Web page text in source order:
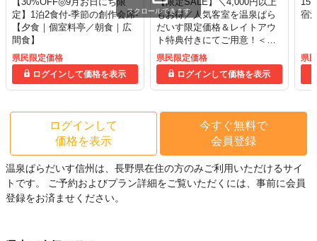
定】1泊2食付-季節の創作会席-
【夕食｜個室料亭／朝食｜広
間食】
県民限定価格
ログインして価格を表示
もお得／人気客室を温泉ぱら
だいす限定価格＆レイトアウ
ト特典付きにてご用意！＜★
ルミエール＞
県民限定価格
ログインして価格を表示
宿
県
スクロールできます
ログインして
価格を表示
今すぐ無料で
会員登録
温泉ぱらだいす信州は、長野県在住の方のみご利用いただけるサイ
トです。
ご予約およびプラン詳細をご覧いただくには、事前に会員
登録をお済ませください。